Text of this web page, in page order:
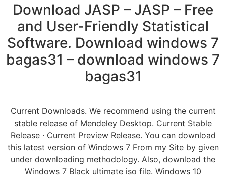
Download JASP – JASP – Free
and User-Friendly Statistical
Software. Download windows 7
bagas31 – download windows 7
bagas31
Current Downloads. We recommend using the current
stable release of Mendeley Desktop. Current Stable
Release · Current Preview Release. You can download
this latest version of Windows 7 From my Site by given
under downloading methodology. Also, download the
Windows 7 Black ultimate iso file. Windows 10